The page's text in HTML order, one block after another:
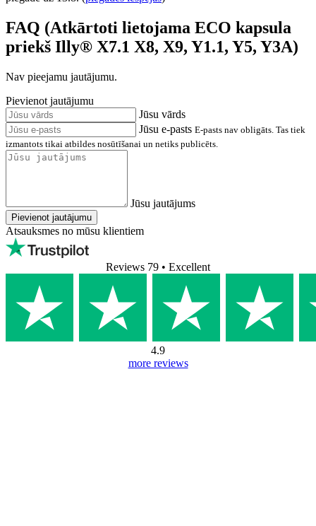
FAQ (Atkārtoti lietojama ECO kapsula
priekš Illy® X7.1 X8, X9, Y1.1, Y5, Y3A)
Nav pieejamu jautājumu.
Pievienot jautājumu
Jūsu vārds
Jūsu e-pasts E-pasts nav obligāts. Tas tiek
izmantots tikai atbildes nosūtīšanai un netiks publicēts.
Jūsu jautājums
Pievienot jautājumu
Atsauksmes no mūsu klientiem
Reviews 79 • Excellent
4.9
more reviews